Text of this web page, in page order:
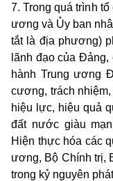
7. Trong quá trình
ương và Ủy ban
tắt là địa phương)
lãnh đạo của
hành Trung ương
cương, trách
hiệu lực, hiệu quả
đất nước giàu
Hiện thực hóa các
ương, Bộ Chính trị,
trong kỷ nguyên